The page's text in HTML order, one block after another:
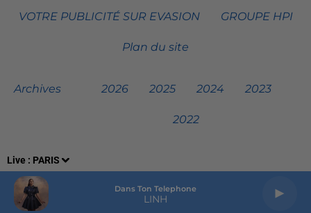
Live : PARIS
Dans Ton Telephone
LINH
VOTRE PUBLICITÉ SUR EVASION GROUPE HPI
Plan du site
Archives 2026 2025 2024 2023
2022